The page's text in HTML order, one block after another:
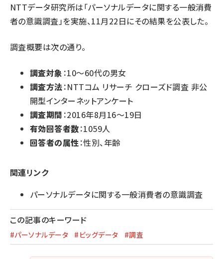
NTTデータ研究所は「パーソナルデータに関する一般消費
者の意識調査」を実施、11月22日にその結果を公表した。
調査概要は次の通り。
調査対象 ：10～60代の男女
調査方法：NTTコム リサーチ クローズド調査 非公
開型インターネットアンケート
調査期間 ：2016年8月16～19日
有効回答者数：1059人
回答者の属性：性別、年齢
関連リンク
パーソナルデータに関する一般消費者の意識調査
この記事のキーワード
#パーソナルデータ #ビッグデータ #調査